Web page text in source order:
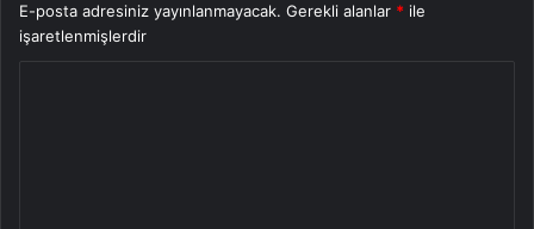
E-posta adresiniz yayınlanmayacak. Gerekli alanlar * ile
işaretlenmişlerdir